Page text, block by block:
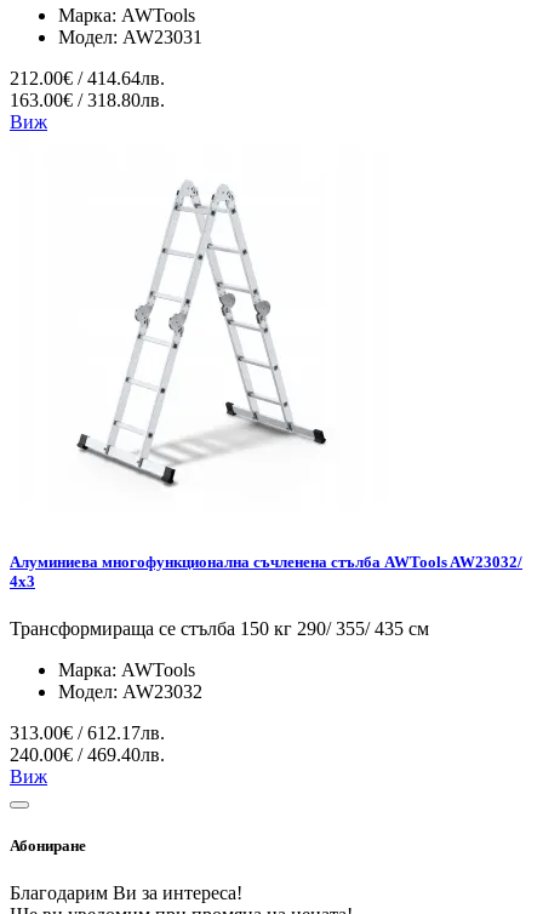
Марка: AWTools
Модел: AW23031
212.00€ / 414.64лв.
163.00€ / 318.80лв.
Виж
Алуминиева многофункционална съчленена стълба AWTools AW23032/
4x3
Трансформираща се стълба 150 кг 290/ 355/ 435 см
Марка: AWTools
Модел: AW23032
313.00€ / 612.17лв.
240.00€ / 469.40лв.
Виж
Абониране
Благодарим Ви за интереса!